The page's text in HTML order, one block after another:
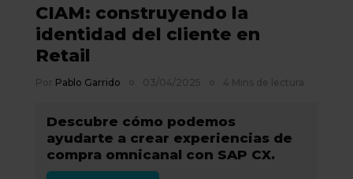
CIAM: construyendo la
identidad del cliente en
Retail
Por Pablo Garrido 03/04/2025 4 Mins de lectura
Descubre cómo podemos
ayudarte a crear experiencias de
compra omnicanal con SAP CX.